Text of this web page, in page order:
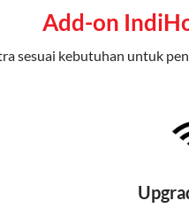
dari IndiHome yang
telepon dalam satu
Mbps untuk aktivitas online
termasuk fitur replay dan
Add-on
sesuai kebutuhan untuk